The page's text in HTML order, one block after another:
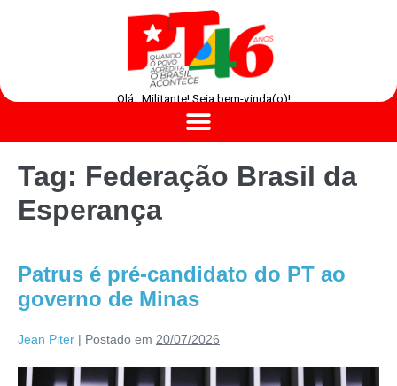
Olá , Militante! Seja bem-vinda(o)!
Tag: Federação Brasil da
Esperança
Patrus é pré-candidato do PT ao
governo de Minas
Jean Piter | Postado em 20/07/2026